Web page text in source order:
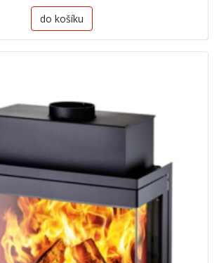
do košíku